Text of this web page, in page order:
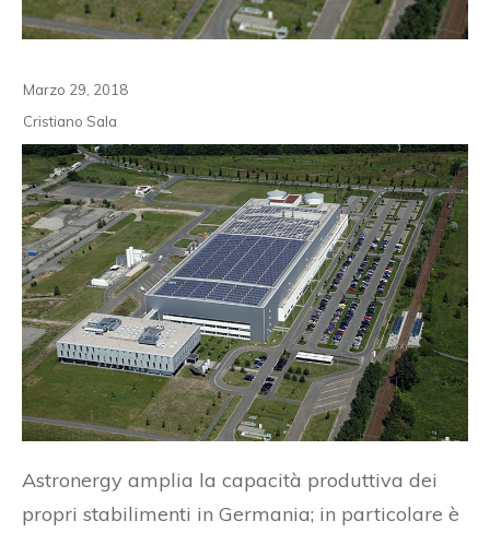
Marzo 29, 2018
Cristiano Sala
Astronergy amplia la capacità produttiva dei
propri stabilimenti in Germania; in particolare è